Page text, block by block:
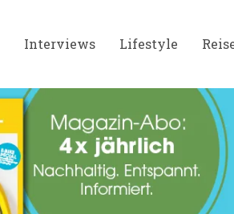
Interviews Lifestyle